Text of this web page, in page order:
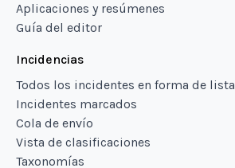
Aplicaciones y resúmenes
Guía del editor
Incidencias
Todos los incidentes en forma de lista
Incidentes marcados
Cola de envío
Vista de clasificaciones
Taxonomías